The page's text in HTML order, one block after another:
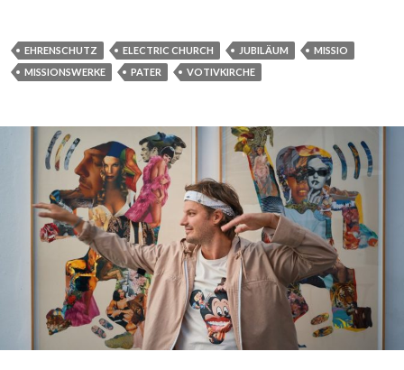
EHRENSCHUTZ ELECTRIC CHURCH JUBILÄUM
MISSIO
MISSIONSWERKE
PATER VOTIVKIRCHE